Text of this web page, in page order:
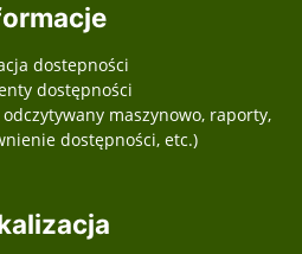
dostepności
dostępności
odczytywany maszynowo, raporty,
dostępności, etc.)